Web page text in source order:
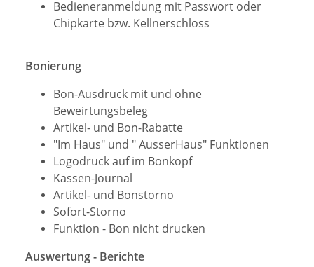
Bedieneranmeldung mit Passwort oder
Chipkarte bzw. Kellnerschloss
Bonierung
Bon-Ausdruck mit und ohne
Beweirtungsbeleg
Artikel- und Bon-Rabatte
"Im Haus" und " AusserHaus" Funktionen
Logodruck auf im Bonkopf
Kassen-Journal
Artikel- und Bonstorno
Sofort-Storno
Funktion - Bon nicht drucken
Auswertung - Berichte